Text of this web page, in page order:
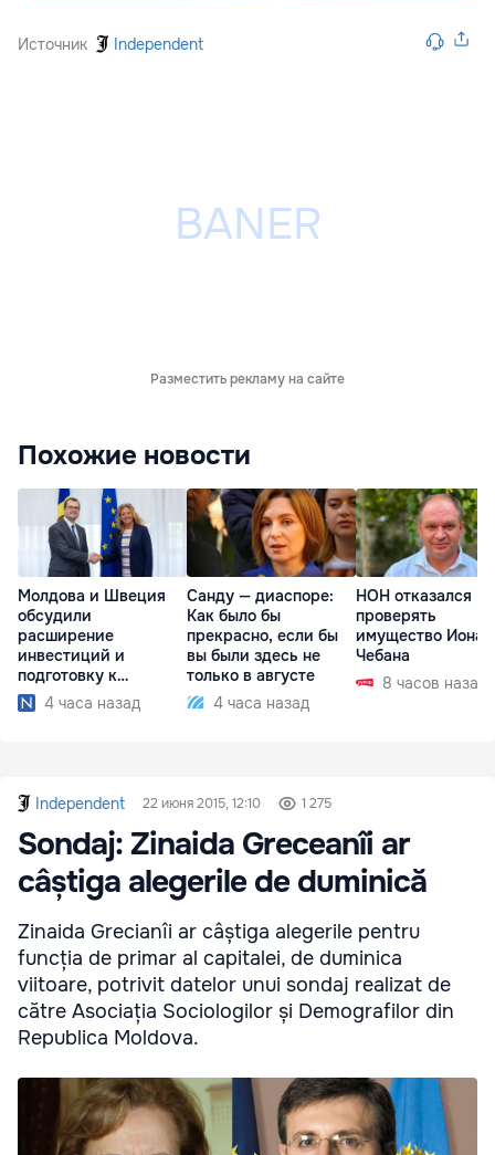
Источник Independent
Разместить рекламу на сайте
Похожие новости
Молдова и Швеция
обсудили
расширение
инвестиций и
подготовку к
отопительному
сезону
4 часа назад
Санду — диаспоре:
Как было бы
прекрасно, если бы
вы были здесь не
только в августе
4 часа назад
НОН отказался
проверять
имущество Иона
Чебана
8 часов назад
Independent 22 июня 2015, 12:10 1 275
Sondaj: Zinaida Greceanîi ar
câștiga alegerile de duminică
Zinaida Grecianîi ar câștiga alegerile pentru
funcția de primar al capitalei, de duminica
viitoare, potrivit datelor unui sondaj realizat de
către Asociația Sociologilor și Demografilor din
Republica Moldova.